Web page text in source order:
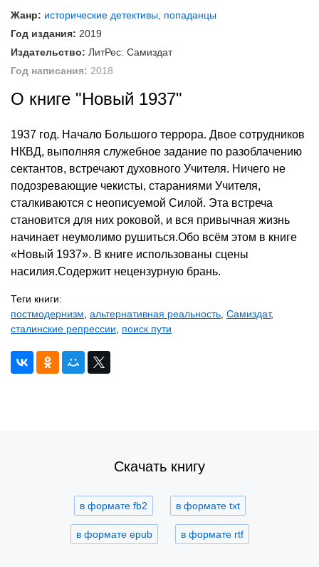
Жанр: исторические детективы, попаданцы
Год издания: 2019
Издательство: ЛитРес: Самиздат
Год написания: 2018
О книге "Новый 1937"
1937 год. Начало Большого террора. Двое сотрудников
НКВД, выполняя служебное задание по разоблачению
сектантов, встречают духовного Учителя. Ничего не
подозревающие чекисты, стараниями Учителя,
сталкиваются с неописуемой Силой. Эта встреча
становится для них роковой, и вся привычная жизнь
начинает неумолимо рушиться.Обо всём этом в книге
«Новый 1937». В книге использованы сцены
насилия.Содержит нецензурную брань.
Теги книги:
постмодернизм, альтернативная реальность, Самиздат,
сталинские репрессии, поиск пути
Скачать книгу
в формате fb2 в формате txt
в формате epub в формате rtf